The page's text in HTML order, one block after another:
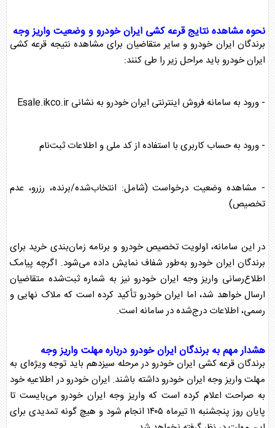
نحوه مشاهده نتایجقرعه کشی ایران خودروو وضعیتواریز وجه
برندگان ایران خودرو و سایر متقاضیان برای مشاهده نتیجه قرعه کشی
ایران خودرو باید مراحل زیر را طی کنند:
- ورود به سامانه فروش اینترنتی ایران خودرو به نشانی Esale.ikco.ir
- ورود به حساب کاربری با استفاده از کد ملی و اطلاعات ثبت‌نام
- مشاهده وضعیت درخواست (شامل: انتخاب‌شده/برنده، رزرو، عدم
تخصیص)
در این سامانه، اولویت تخصیص خودرو و برنامه زمان‌بندی خرید برای
برندگان ایران خودرو به‌طور شفاف نمایش داده می‌شود. اگرچه پیامک
اطلاع‌رسانی واریز وجه ایران خودرو نیز به شماره ثبت‌شده متقاضیان
ارسال خواهد شد، اما ایران خودرو تأکید کرده است که ملاک نهایی و
رسمی، اطلاعات درج‌شده در سامانه است.
هشدار مهم به برندگانایران خودرودرباره مهلتواریز وجه
برندگان قرعه کشی ایران خودرودر مرحله سیزدهم باید توجه ویژه‌ای به
مهلتواریز وجه ایران خودروداشته باشند. ایران خودرودر اطلاعیه خود
به صراحت اعلام کرده است کهواریز وجه ایران خودرومی‌بایست تا
پایان روز پنجشنبه ۱۱ تیرماه ۱۴۰۵ انجام شود و هیچ گونه تمدیدی برای